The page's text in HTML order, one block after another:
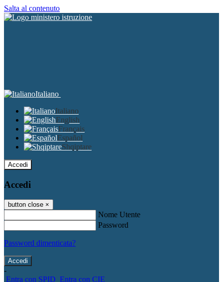
Salta al contenuto
Italiano
Italiano
English
Français
Español
Shqiptare
Accedi
Accedi
button close ×
Nome Utente
Password
Password dimenticata?
-
Entra con SPID Entra con CIE